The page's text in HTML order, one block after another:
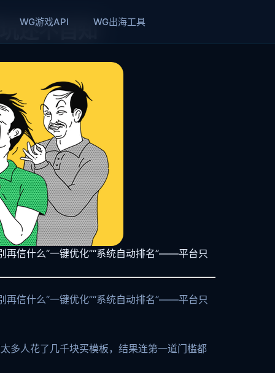
WG游戏API WG出海工具
还不自知
信什么“一键优化”“系统自动排名”——平台只
信什么“一键优化”“系统自动排名”——平台只
多人花了几千块买模板，结果连第一道门槛都